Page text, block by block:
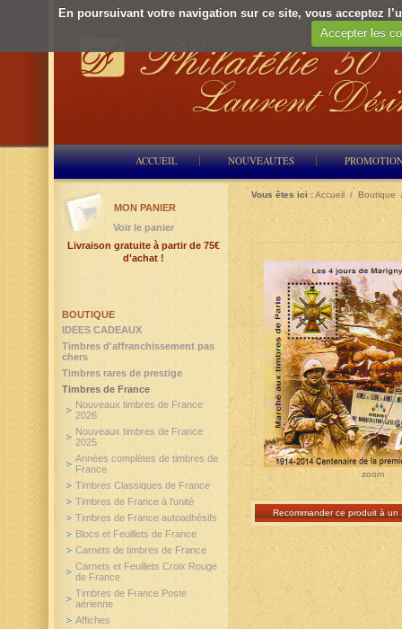
En poursuivant votre navigation sur ce site, vous acceptez
Accepter les
ACCUEIL NOUVEAUTÉS
Vous êtes ici :Accueil / Boutique
zoom
Recommander ce produit à un
BOUTIQUE
IDEES CADEAUX
Timbres d'affranchissement pas
chers
Timbres rares de prestige
Timbres de France
Nouveaux timbres de France
2026
Nouveaux timbres de France
2025
Années complètes de timbres de
France
Timbres Classiques de France
Timbres de France à l'unité
Timbres de France autoadhésifs
Blocs et Feuillets de France
Carnets de timbres de France
Carnets et Feuillets Croix Rouge
de France
Timbres de France Poste
aérienne
Affiches
MON PANIER
Voir le panier
Livraison gratuite à partir de 75€
d'achat !